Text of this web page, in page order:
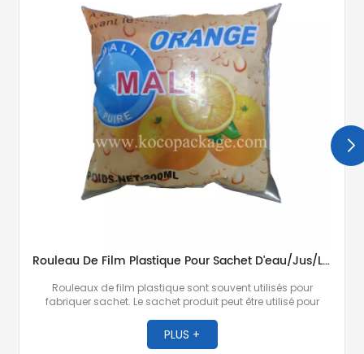
Rouleau De Film Plastique Pour Sachet D'eau/jus/lait/chips/poudre À Laver
Rouleaux de film plastique sont souvent utilisés pour
fabriquer sachet. Le sachet produit peut être utilisé pour
sauce soja, du vin, des chips, des noix, de la lessive, des
sauces et d'autres produits.
PLUS +